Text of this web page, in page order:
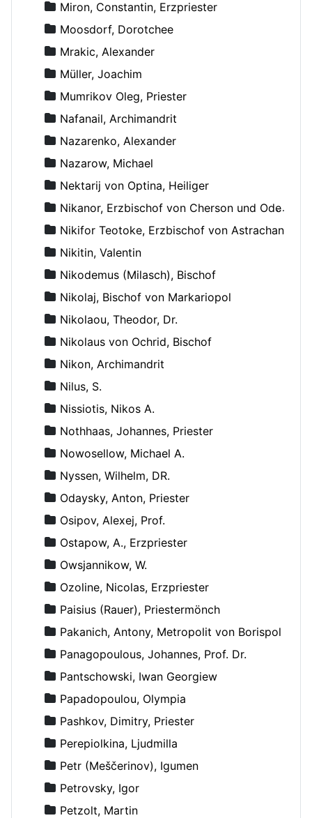
Miron, Constantin, Erzpriester
Moosdorf, Dorotchee
Mrakic, Alexander
Müller, Joachim
Mumrikov Oleg, Priester
Nafanail, Archimandrit
Nazarenko, Alexander
Nazarow, Michael
Nektarij von Optina, Heiliger
Nikanor, Erzbischof von Cherson und Odessa
Nikifor Teotoke, Erzbischof von Astrachan
Nikitin, Valentin
Nikodemus (Milasch), Bischof
Nikolaj, Bischof von Markariopol
Nikolaou, Theodor, Dr.
Nikolaus von Ochrid, Bischof
Nikon, Archimandrit
Nilus, S.
Nissiotis, Nikos A.
Nothhaas, Johannes, Priester
Nowosellow, Michael A.
Nyssen, Wilhelm, DR.
Odaysky, Anton, Priester
Osipov, Alexej, Prof.
Ostapow, A., Erzpriester
Owsjannikow, W.
Ozoline, Nicolas, Erzpriester
Paisius (Rauer), Priestermönch
Pakanich, Antony, Metropolit von Borispol
Panagopoulous, Johannes, Prof. Dr.
Pantschowski, Iwan Georgiew
Papadopoulou, Olympia
Pashkov, Dimitry, Priester
Perepiolkina, Ljudmilla
Petr (Meščerinov), Igumen
Petrovsky, Igor
Petzolt, Martin